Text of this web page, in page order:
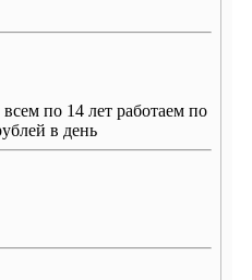
по 14 лет работаем по
в день